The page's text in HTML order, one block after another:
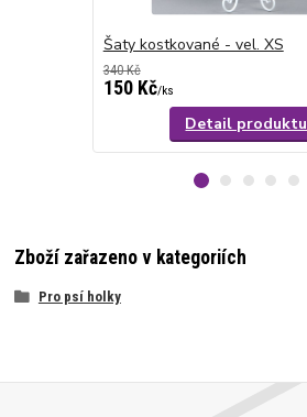
Šaty kostkované - vel. XS
340 Kč
150 Kč/ks
Detail produktu
Zboží zařazeno v kategoriích
Pro psí holky